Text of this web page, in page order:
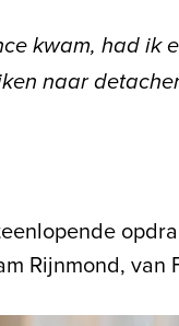
kwam, had
naar
Rijnmond,